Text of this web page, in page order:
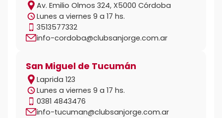
Av. Emilio Olmos 324, X5000 Córdoba
Lunes a viernes 9 a 17 hs.
3513577332
info-cordoba@clubsanjorge.com.ar
San Miguel de Tucumán
Laprida 123
Lunes a viernes 9 a 17 hs.
0381 4843476
info-tucuman@clubsanjorge.com.ar